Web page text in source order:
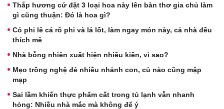
Thắp hương cứ đặt 3 loại hoa này lên bàn thơ gia chủ làm
gì cũng thuận: Đó là hoa gì?
Có phi lê cá rô phi và lá lốt, làm ngay món này, cả nhà đều
thích mê
Nhà bỗng nhiên xuất hiện nhiều kiến, vì sao?
Mẹo trồng nghệ đẻ nhiều nhánh con, củ nào cũng mập
mạp
Sai lầm khiến thực phẩm cất trong tủ lạnh vẫn nhanh
hỏng: Nhiều nhà mắc mà không để ý